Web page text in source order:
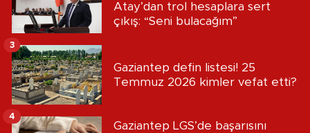
Atay’dan trol hesaplara sert
çıkış: “Seni bulacağım”
Gaziantep defin listesi! 25
Temmuz 2026 kimler vefat etti?
3
Gaziantep LGS’de başarısını
4